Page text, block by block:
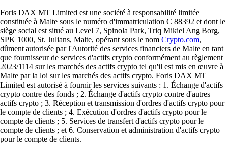
Foris DAX MT Limited est une société à responsabilité limitée
constituée à Malte sous le numéro d'immatriculation C 88392 et dont le
siège social est situé au Level 7, Spinola Park, Triq Mikiel Ang Borg,
SPK 1000, St. Julians, Malte, opérant sous le nom Crypto.com,
dûment autorisée par l'Autorité des services financiers de Malte en tant
que fournisseur de services d'actifs crypto conformément au règlement
2023/1114 sur les marchés des actifs crypto tel qu'il est mis en œuvre à
Malte par la loi sur les marchés des actifs crypto. Foris DAX MT
Limited est autorisé à fournir les services suivants : 1. Échange d'actifs
crypto contre des fonds ; 2. Échange d'actifs crypto contre d'autres
actifs crypto ; 3. Réception et transmission d'ordres d'actifs crypto pour
le compte de clients ; 4. Exécution d'ordres d'actifs crypto pour le
compte de clients ; 5. Services de transfert d'actifs crypto pour le
compte de clients ; et 6. Conservation et administration d'actifs crypto
pour le compte de clients.